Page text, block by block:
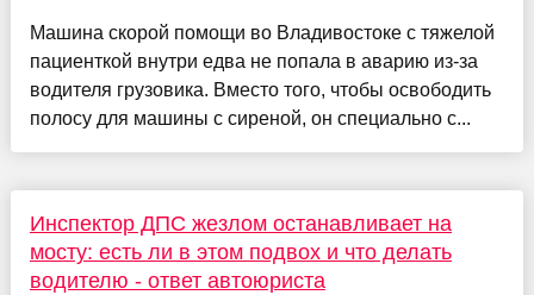
Машина скорой помощи во Владивостоке с тяжелой
пациенткой внутри едва не попала в аварию из-за
водителя грузовика. Вместо того, чтобы освободить
полосу для машины с сиреной, он специально с...
Инспектор ДПС жезлом останавливает на
мосту: есть ли в этом подвох и что делать
водителю - ответ автоюриста